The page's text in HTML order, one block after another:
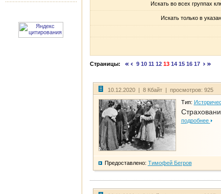
Искать во всех группах
Искать только в
Страницы: 9 10 11 12 13 14 15 16 17
10.12.2020 | 8 Кбайт | просмотров: 925
Тип:
подробнее
Предоставлено: Тимофей Бегров